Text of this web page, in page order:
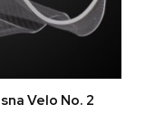
Velo No. 2